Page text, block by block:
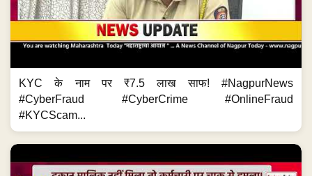
KYC के नाम पर ₹7.5 लाख साफ! #NagpurNews
#CyberFraud #CyberCrime #OnlineFraud
#KYCScam...